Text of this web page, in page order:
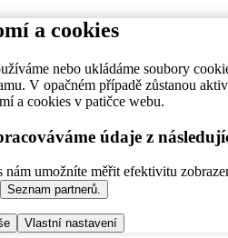
a cookies
nebo ukládáme soubory
V opačném případě zůstanou
a cookies v patičce webu.
údaje z
umožníte měřit efektivitu
Seznam partnerů.
Vlastní nastavení